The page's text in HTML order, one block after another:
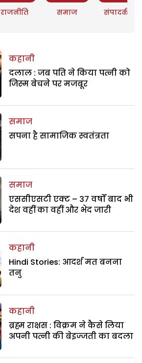
राजनीति समाज संपादकीय
कहानी
दलाल : जब पति ने किया पत्नी को
जिस्म बेचने पर मजबूर
समाज
सपना है सामाजिक स्वतंत्रता
समाज
एससीएसटी एक्ट – 37 वर्षों बाद भी
देश वहीं का वहीं और भेद जारी
कहानी
Hindi Stories: आदर्श मत बनना
तनु
कहानी
ब्रह्म राक्षस : विक्रम ने कैसे लिया
अपनी पत्नी की बेइज्जती का बदला